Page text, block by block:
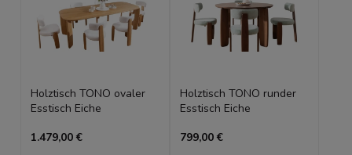
Holztisch TONO ovaler
Esstisch Eiche
1.479,00 €
Holztisch TONO runder
Esstisch Eiche
799,00 €